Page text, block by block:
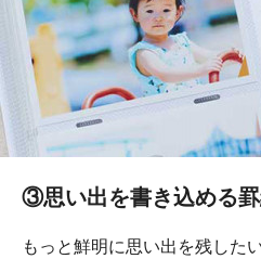
③思い出を書き込める
もっと鮮明に思い出を残した